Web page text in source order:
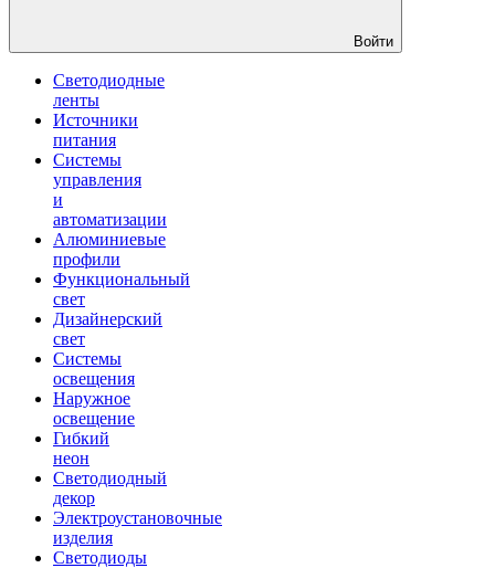
Войти
Светодиодные
ленты
Источники
питания
Системы
управления
и
автоматизации
Алюминиевые
профили
Функциональный
свет
Дизайнерский
свет
Системы
освещения
Наружное
освещение
Гибкий
неон
Светодиодный
декор
Электроустановочные
изделия
Светодиоды